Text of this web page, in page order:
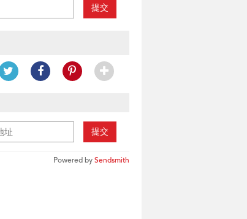
提交
提交
Powered bySendsmith